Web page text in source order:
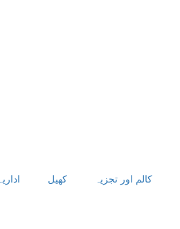
اداریہ کھیل کالم اور تجزیہ